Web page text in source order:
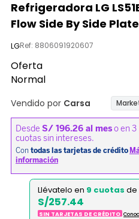
Refrigeradora LG
Flow Side By Side
LGRef: 8806091920607
Oferta
Normal
Vendido por Carsa
Llévatelo en 9 cuotas de
S/257.44
SIN TARJETAS DE CRÉDITO